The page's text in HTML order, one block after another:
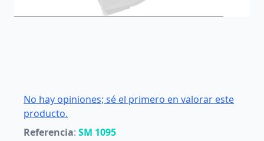
No hay opiniones; sé el primero en valorar este
producto.
Referencia: SM 1095